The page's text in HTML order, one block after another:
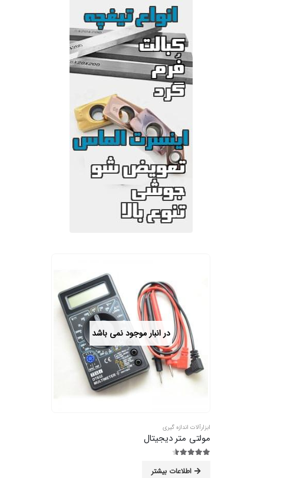
در انبار موجود نمی باشد
ابزارآلات اندازه گیری
مولتی متر دیجیتال
اطلاعات بیشتر